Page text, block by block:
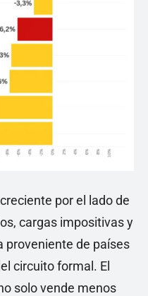
por el lado de
cargas impositivas y
proveniente de países
circuito formal. El
solo vende menos